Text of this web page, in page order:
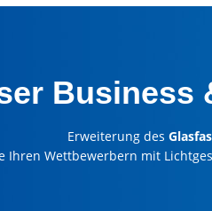
Business
Erweiterung des
Ihren Wettbewerbern mit